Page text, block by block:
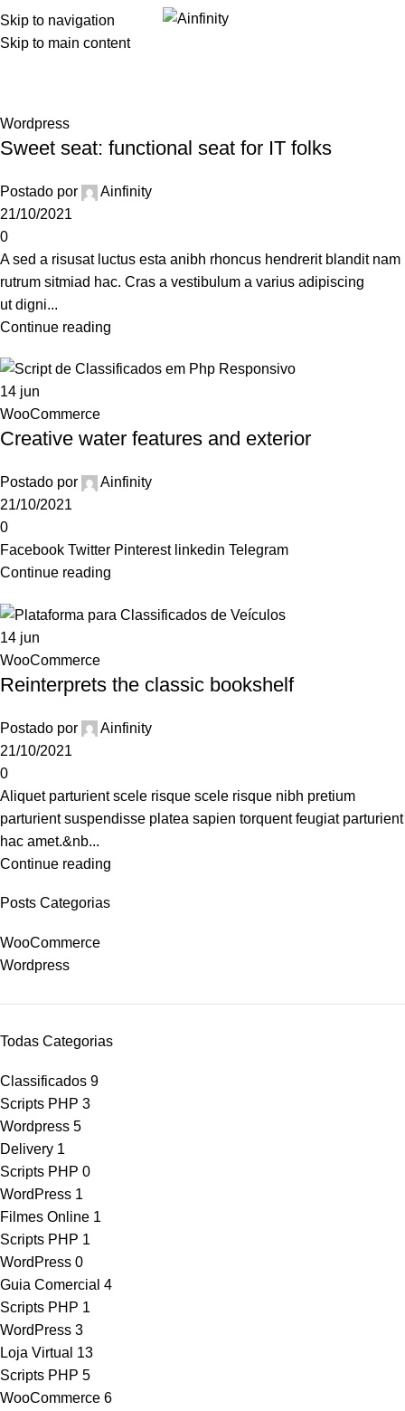
Skip to navigation
Skip to main content
Blog
Wordpress
Sweet seat: functional seat for IT folks
Postado por
Ainfinity
21/10/2021
0
A sed a risusat luctus esta anibh rhoncus hendrerit blandit nam
rutrum sitmiad hac. Cras a vestibulum a varius adipiscing
ut digni...
Continue reading
14 jun
WooCommerce
Creative water features and exterior
Postado por
Ainfinity
21/10/2021
0
Facebook Twitter Pinterest linkedin Telegram
Continue reading
14 jun
WooCommerce
Reinterprets the classic bookshelf
Postado por
Ainfinity
21/10/2021
0
Aliquet parturient scele risque scele risque nibh pretium
parturient suspendisse platea sapien torquent feugiat parturient
hac amet.&nb...
Continue reading
Posts Categorias
WooCommerce
Wordpress
Todas Categorias
Classificados 9
Scripts PHP 3
Wordpress 5
Delivery 1
Scripts PHP 0
WordPress 1
Filmes Online 1
Scripts PHP 1
WordPress 0
Guia Comercial 4
Scripts PHP 1
WordPress 3
Loja Virtual 13
Scripts PHP 5
WooCommerce 6